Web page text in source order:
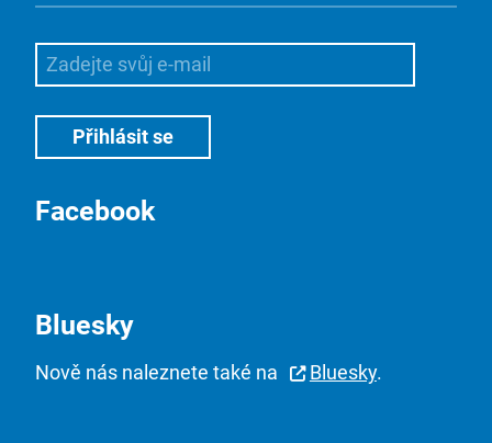
Facebook
Bluesky
Nově nás naleznete také na Bluesky.